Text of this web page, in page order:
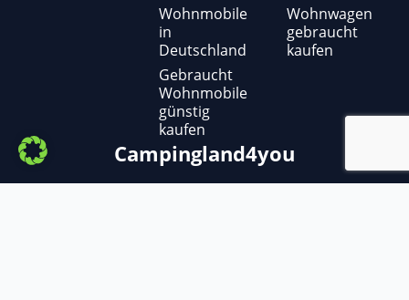
Wohnmobile
in
Deutschland
Gebraucht
Wohnmobile
günstig
kaufen
Wohnwagen
gebraucht
kaufen
Campingland4you